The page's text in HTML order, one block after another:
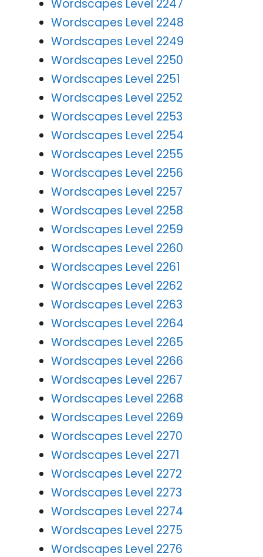
Wordscapes Level 2247
Wordscapes Level 2248
Wordscapes Level 2249
Wordscapes Level 2250
Wordscapes Level 2251
Wordscapes Level 2252
Wordscapes Level 2253
Wordscapes Level 2254
Wordscapes Level 2255
Wordscapes Level 2256
Wordscapes Level 2257
Wordscapes Level 2258
Wordscapes Level 2259
Wordscapes Level 2260
Wordscapes Level 2261
Wordscapes Level 2262
Wordscapes Level 2263
Wordscapes Level 2264
Wordscapes Level 2265
Wordscapes Level 2266
Wordscapes Level 2267
Wordscapes Level 2268
Wordscapes Level 2269
Wordscapes Level 2270
Wordscapes Level 2271
Wordscapes Level 2272
Wordscapes Level 2273
Wordscapes Level 2274
Wordscapes Level 2275
Wordscapes Level 2276